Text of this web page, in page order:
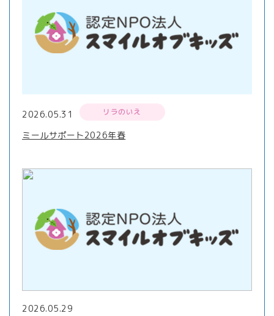
2026.05.31 リラのいえ
ミールサポート2026年春
2026.05.29